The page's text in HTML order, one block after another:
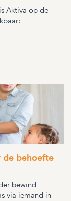
Aktiva op de
de behoefte
bewind
via iemand in